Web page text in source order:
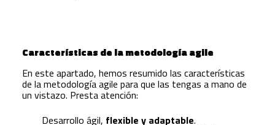
Características de la metodología agile
En este apartado, hemos resumido las características
de la metodología agile para que las tengas a mano de
un vistazo. Presta atención:
Desarrollo ágil, flexible y adaptable.